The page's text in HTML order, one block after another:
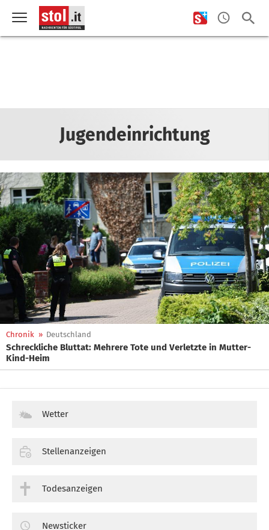
Jugendeinrichtung
Chronik » Deutschland
Schreckliche Bluttat: Mehrere Tote und Verletzte in Mutter-
Kind-Heim
Wetter
Stellenanzeigen
Todesanzeigen
Newsticker